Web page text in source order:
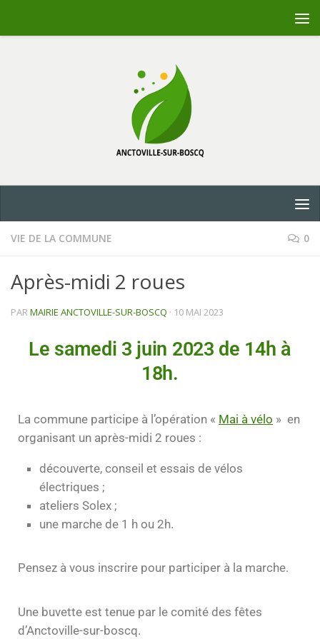
VIE DE LA COMMUNE 0
Après-midi 2 roues
PARMAIRIE ANCTOVILLE-SUR-BOSCQ · 10 MAI 2023
Le samedi 3 juin 2023 de 14h à
18h.
La commune participe à l’opération « Mai à vélo » en
organisant un après-midi 2 roues :
découverte, conseil et essais de vélos
électriques ;
ateliers Solex ;
une marche de 1 h ou 2h.
Pensez à vous inscrire pour participer à la marche.
Une buvette est tenue par le comité des fêtes
d’Anctoville-sur-boscq.